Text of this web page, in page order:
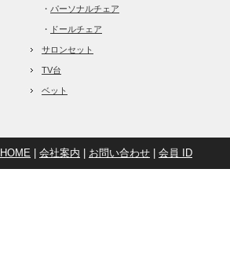
・ パーソナルチェア
・ ドールチェア
サロンセット
TV台
ベット
HOME 会社案内 お問い合わせ 会員 ID